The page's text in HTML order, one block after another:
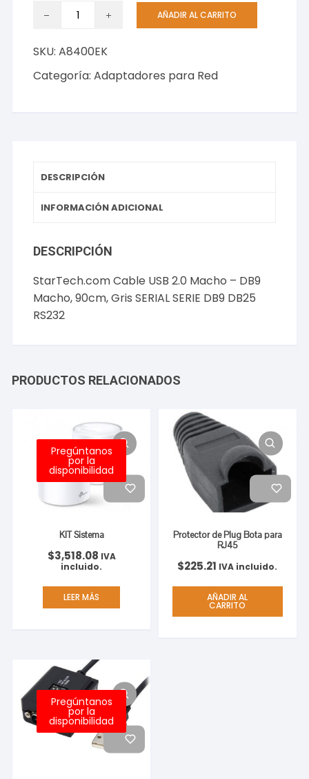
StarTech.com
2.0
Macho
SERIAL
DB9
cantidad
AÑADIR AL CARRITO
SKU:A8400EK
Categoría:Adaptadores para Red
DESCRIPCIÓN
INFORMACIÓN ADICIONAL
DESCRIPCIÓN
StarTech.com Cable USB 2.0 Macho – DB9
Macho, 90cm, Gris SERIAL SERIE DB9 DB25
RS232
PRODUCTOS RELACIONADOS
Pregúntanos
por la
disponibilidad
KIT Sistema
$3,518.08 IVA
incluido.
LEER MÁS
Protector de Plug Bota para
RJ45
$225.21 IVA incluido.
AÑADIR AL
CARRITO
Pregúntanos
por la
disponibilidad